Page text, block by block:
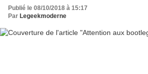
Publié le 08/10/2018 à 15:17
Par Legeekmoderne